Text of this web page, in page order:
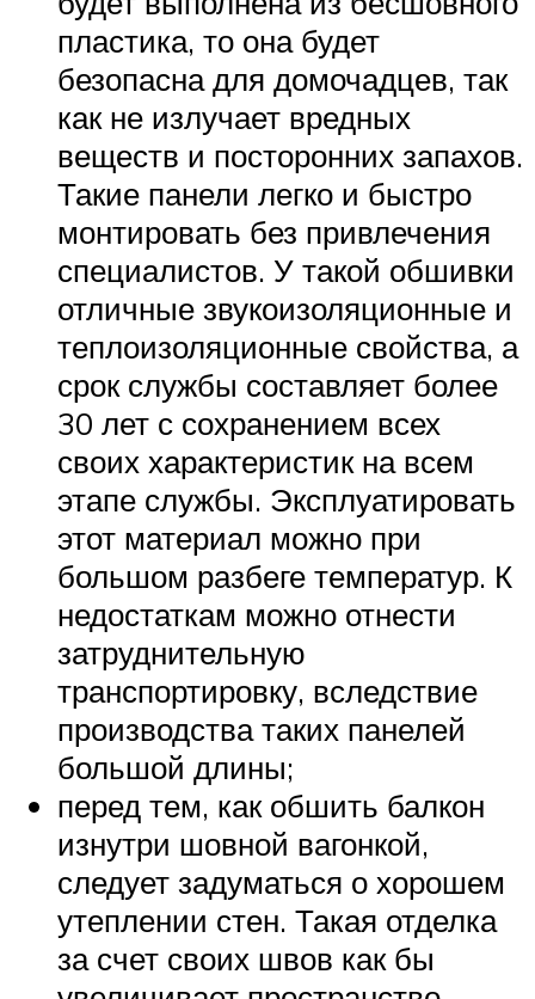
пластика, то она будет
безопасна для домочадцев, так
как не излучает вредных
веществ и посторонних запахов.
Такие панели легко и быстро
монтировать без привлечения
специалистов. У такой обшивки
отличные звукоизоляционные и
теплоизоляционные свойства, а
срок службы составляет более
30 лет с сохранением всех
своих характеристик на всем
этапе службы. Эксплуатировать
этот материал можно при
большом разбеге температур. К
недостаткам можно отнести
затруднительную
транспортировку, вследствие
производства таких панелей
большой длины;
перед тем, как обшить балкон
изнутри шовной вагонкой,
следует задуматься о хорошем
утеплении стен. Такая отделка
за счет своих швов как бы